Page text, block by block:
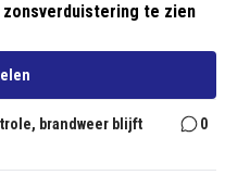
te zien
brandweer blijft
0